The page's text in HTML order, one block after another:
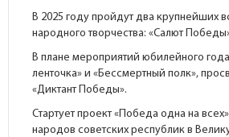
В 2025 году пройдут два крупнейших
народного творчества: «Салют
В плане мероприятий юбилейного
ленточка» и «Бессмертный полк»,
«Диктант Победы».
Стартует проект «Победа одна на
народов советских республик в